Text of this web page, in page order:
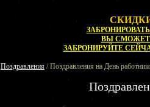
ВЫ
ЗАБРОНИРУЙТЕ
Поздравления / Поздравления на День